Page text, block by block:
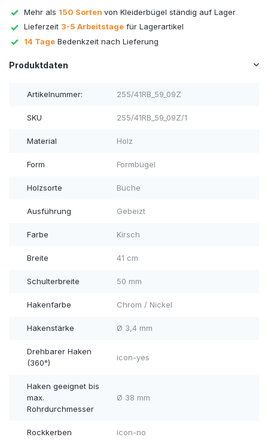
Mehr als 150 Sorten von Kleiderbügel ständig auf Lager
Lieferzeit 3-5 Arbeitstage für Lagerartikel
14 Tage Bedenkzeit nach Lieferung
Produktdaten
Artikelnummer: 255/41RB_59_09Z
SKU 255/41RB_59_09Z/1
Material Holz
Form Formbügel
Holzsorte Buche
Ausführung Gebeizt
Farbe Kirsch
Breite 41 cm
Schulterbreite 50 mm
Hakenfarbe Chrom / Nickel
Hakenstärke Ø 3,4 mm
Drehbarer Haken
(360°)
icon-yes
Haken geeignet bis
max.
Rohrdurchmesser
Ø 38 mm
Rockkerben icon-no